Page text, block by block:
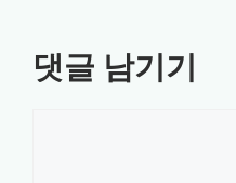
댓글 남기기